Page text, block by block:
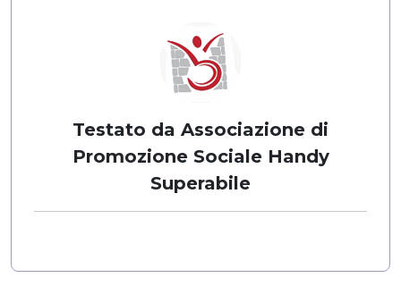
Testato da Associazione di
Promozione Sociale Handy
Superabile